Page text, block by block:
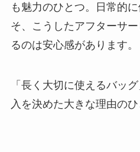
も魅力のひとつ。日常的
そ、こうしたアフターサ
るのは安心感があります。
「長く大切に使えるバッ
入を決めた大きな理由のひ